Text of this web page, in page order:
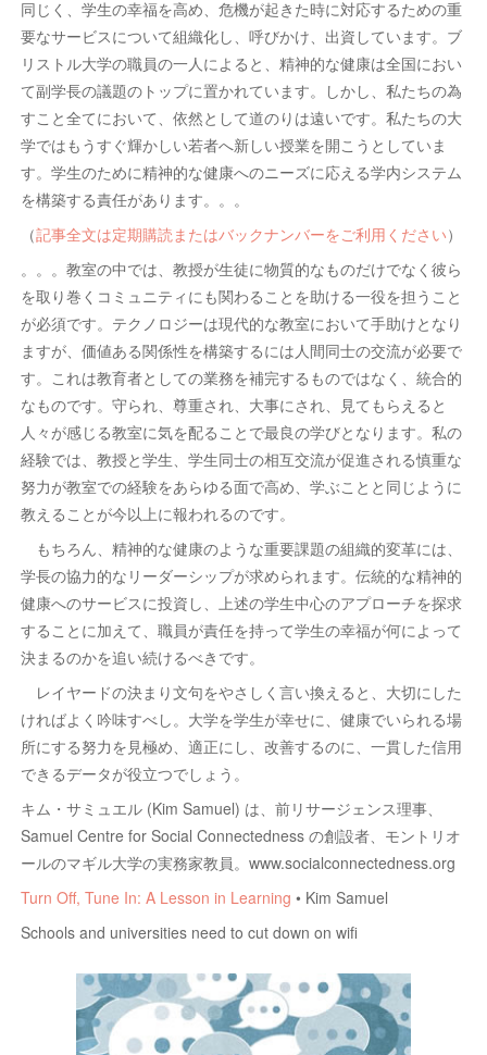
同じく、学生の幸福を高め、危機が起きた時に対応するための重
要なサービスについて組織化し、呼びかけ、出資しています。ブ
リストル大学の職員の一人によると、精神的な健康は全国におい
て副学長の議題のトップに置かれています。しかし、私たちの為
すこと全てにおいて、依然として道のりは遠いです。私たちの大
学ではもうすぐ輝かしい若者へ新しい授業を開こうとしていま
す。学生のために精神的な健康へのニーズに応える学内システム
を構築する責任があります。。。
（記事全文は定期購読またはバックナンバーをご利用ください）
。。。教室の中では、教授が生徒に物質的なものだけでなく彼ら
を取り巻くコミュニティにも関わることを助ける一役を担うこと
が必須です。テクノロジーは現代的な教室において手助けとなり
ますが、価値ある関係性を構築するには人間同士の交流が必要で
す。これは教育者としての業務を補完するものではなく、統合的
なものです。守られ、尊重され、大事にされ、見てもらえると
人々が感じる教室に気を配ることで最良の学びとなります。私の
経験では、教授と学生、学生同士の相互交流が促進される慎重な
努力が教室での経験をあらゆる面で高め、学ぶことと同じように
教えることが今以上に報われるのです。
もちろん、精神的な健康のような重要課題の組織的変革には、
学長の協力的なリーダーシップが求められます。伝統的な精神的
健康へのサービスに投資し、上述の学生中心のアプローチを探求
することに加えて、職員が責任を持って学生の幸福が何によって
決まるのかを追い続けるべきです。
レイヤードの決まり文句をやさしく言い換えると、大切にした
ければよく吟味すべし。大学を学生が幸せに、健康でいられる場
所にする努力を見極め、適正にし、改善するのに、一貫した信用
できるデータが役立つでしょう。
キム・サミュエル (Kim Samuel) は、前リサージェンス理事、
Samuel Centre for Social Connectedness の創設者、モントリオ
ールのマギル大学の実務家教員。www.socialconnectedness.org
Turn Off, Tune In: A Lesson in Learning • Kim Samuel
Schools and universities need to cut down on wifi